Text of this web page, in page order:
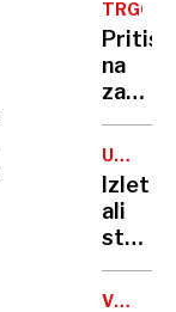
kupce
se je
skoraj
slekla,
je
Elvisov
Pritisk
na
se
trgovci
bi
VIzlet
ali
V